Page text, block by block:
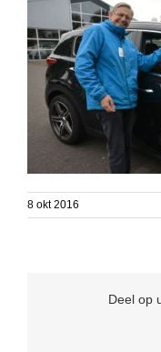
8 okt 2016
Deel op